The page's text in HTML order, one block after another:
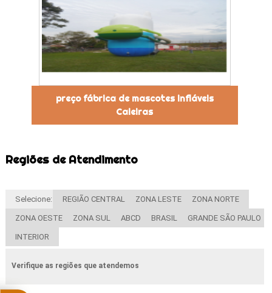
preço fábrica de mascotes infláveis
Caieiras
Regiões de Atendimento
Selecione: REGIÃO CENTRAL ZONA LESTE ZONA NORTE
ZONA OESTE ZONA SUL ABCD BRASIL GRANDE SÃO PAULO
INTERIOR
Verifique as regiões que atendemos